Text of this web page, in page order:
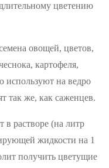
цветению
овощей, цветов,
картофеля,
используют на ведро
так же, как саженцев.
растворе (на литр
жидкости на 1
получить цветущие